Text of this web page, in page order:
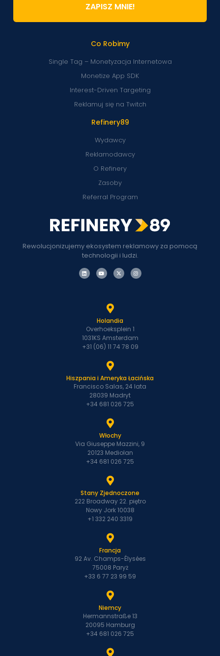
Rewolucjonizujemy ekosystem reklamowy za pomocą
technologii i ludzi.
Refinery89
Wydawcy
Reklamodawcy
O Refinery
Zasoby
Referral Program
Co Robimy
Single Tag – Monetyzacja Internetowa
Monetize App SDK
Interest-Driven Targeting
Reklamuj się na Twitch
ZAPISZ MNIE!
Holandia
Overhoeksplein 1
1031KS Amsterdam
+31 (06) 11 74 78 09
Hiszpania i Ameryka Łacińska
Francisco Salas, 24 lata
28039 Madryt
+34 681 026 725
Włochy
Via Giuseppe Mazzini, 9
20123 Mediolan
+34 681 026 725
Stany Zjednoczone
222 Broadway 22. piętro
Nowy Jork 10038
+1 332 240 3319
Francja
92 Av. Champs-Élysées
75008 Paryż
+33 6 77 23 99 59
Niemcy
Hermannstraße 13
20095 Hamburg
+34 681 026 725